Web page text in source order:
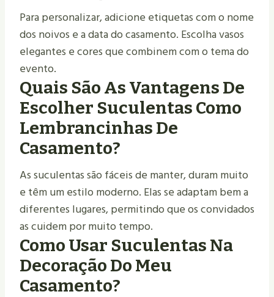
Para personalizar, adicione etiquetas com o nome
dos noivos e a data do casamento. Escolha vasos
elegantes e cores que combinem com o tema do
evento.
Quais São As Vantagens De
Escolher Suculentas Como
Lembrancinhas De
Casamento?
As suculentas são fáceis de manter, duram muito
e têm um estilo moderno. Elas se adaptam bem a
diferentes lugares, permitindo que os convidados
as cuidem por muito tempo.
Como Usar Suculentas Na
Decoração Do Meu
Casamento?